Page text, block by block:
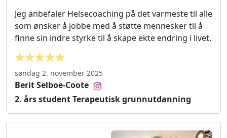
Jeg anbefaler Helsecoaching på det varmeste til alle
som ønsker å jobbe med å støtte mennesker til å
finne sin indre styrke til å skape ekte endring i livet.
søndag 2. november 2025
Berit Selboe-Coote
2. års student Terapeutisk grunnutdanning